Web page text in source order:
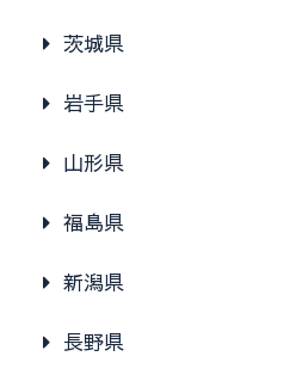
茨城県
岩手県
山形県
福島県
新潟県
長野県